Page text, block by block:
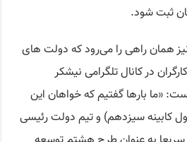
ثبت شود.
همان راهی را می‌رود که دولت ‌های
در کانال تلگرامی نیشکر
«ما بارها گفتیم که خواهان این
کابینه سیزدهم) و تیم دولت رئیسی